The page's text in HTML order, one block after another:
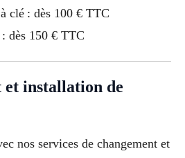
clé : dès 100 € TTC
dès 150 € TTC
et installation de
nos services de changement et